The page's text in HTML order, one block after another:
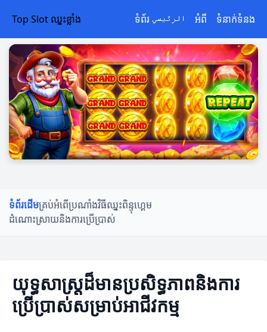
Top Slot ឈ្នះខ្លាំង ទំព័រ الرئيسي អំពី ទំនាក់ទំនង
ទំព័រដើមគ្រប់អំពើប្រណាំងវិធីឈ្នះពិន្ទុហ្គេម
ដំណោះស្រាយនិងការប្រើប្រាស់
យុទ្ធសាស្ត្រដ៏មានប្រសិទ្ធភាពនិងការ
ប្រើប្រាស់សម្រាប់អាជីវកម្ម